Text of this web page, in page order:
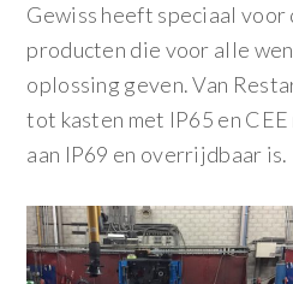
Gewiss heeft speciaal
producten die voor alle
oplossing geven. Van
tot kasten met IP65 en
aan IP69 en overrijdbaar is.